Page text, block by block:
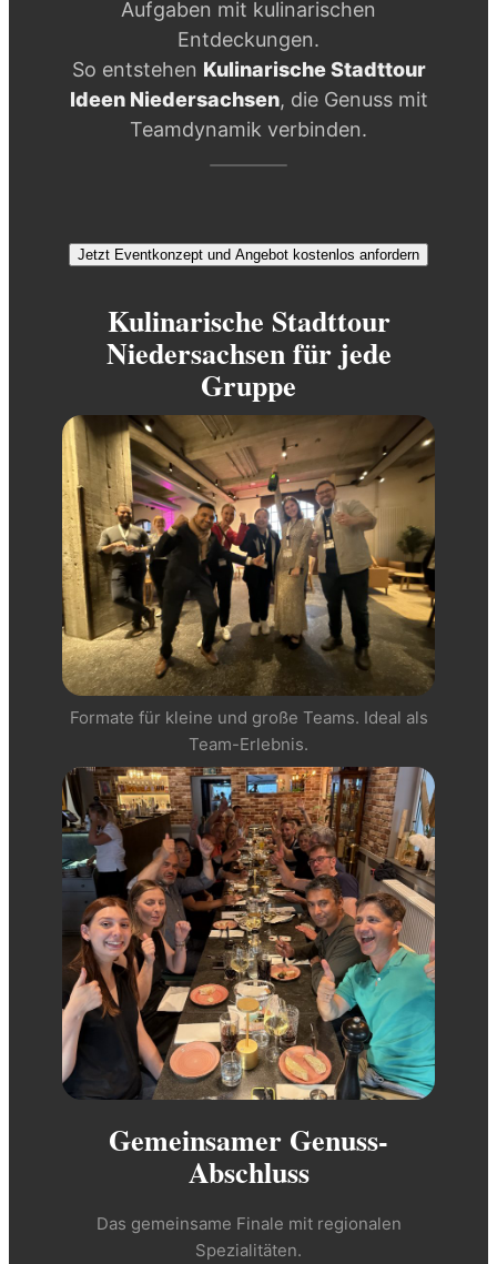
Aufgaben mit kulinarischen
Entdeckungen.
So entstehen Kulinarische Stadttour
Ideen Niedersachsen, die Genuss mit
Teamdynamik verbinden.
Jetzt Eventkonzept und Angebot kostenlos anfordern
Kulinarische Stadttour
Niedersachsen für jede
Gruppe
Formate für kleine und große Teams. Ideal als
Team-Erlebnis.
Gemeinsamer Genuss-
Abschluss
Das gemeinsame Finale mit regionalen
Spezialitäten.